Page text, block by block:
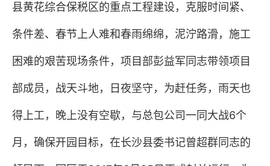
县黄花综合保税区的重点工程建设，克服时间紧、
条件差、春节上人难和春雨绵绵，泥泞路滑，施工
困难的艰苦现场条件，项目部彭益军同志带领项目
部成员，战天斗地，日夜坚守，为赶任务，雨天也
得上工，晚上没有空歇，与总包公司一同大战6个
月，确保开园目标，在长沙县委书记曾超群同志的